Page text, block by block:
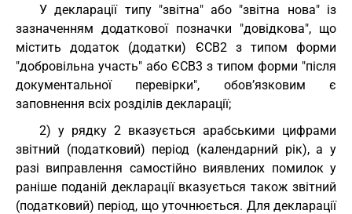
У декларації типу "звітна" або "звітна нова" із
зазначенням додаткової позначки "довідкова", що
містить додаток (додатки) ЄСВ2 з типом форми
"добровільна участь" або ЄСВ3 з типом форми "після
документальної перевірки", обов’язковим є
заповнення всіх розділів декларації;
2) у рядку 2 вказується арабськими цифрами
звітний (податковий) період (календарний рік), а у
разі виправлення самостійно виявлених помилок у
раніше поданій декларації вказується також звітний
(податковий) період, що уточнюється. Для декларації